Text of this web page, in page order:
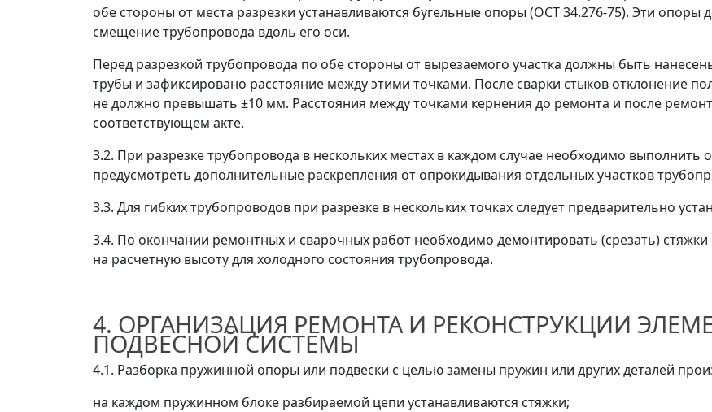
обе стороны от места разрезки устанавливаются бугельные опоры (ОСТ 34.276-75). Эти
смещение трубопровода вдоль его оси.
Перед разрезкой трубопровода по обе стороны от вырезаемого участка должны быть
трубы и зафиксировано расстояние между этими точками. После сварки стыков отклонение
не должно превышать ±10 мм. Расстояния между точками кернения до ремонта и после
соответствующем акте.
3.2. При разрезке трубопровода в нескольких местах в каждом случае необходимо выполнить
предусмотреть дополнительные раскрепления от опрокидывания отдельных участков
3.3. Для гибких трубопроводов при разрезке в нескольких точках следует предварительно
3.4. По окончании ремонтных и сварочных работ необходимо демонтировать (срезать)
на расчетную высоту для холодного состояния трубопровода.
4. ОРГАНИЗАЦИЯ РЕМОНТА И РЕКОНСТРУКЦИИ
ПОДВЕСНОЙ СИСТЕМЫ
4.1. Разборка пружинной опоры или подвески с целью замены пружин или других деталей
на каждом пружинном блоке разбираемой цепи устанавливаются стяжки;